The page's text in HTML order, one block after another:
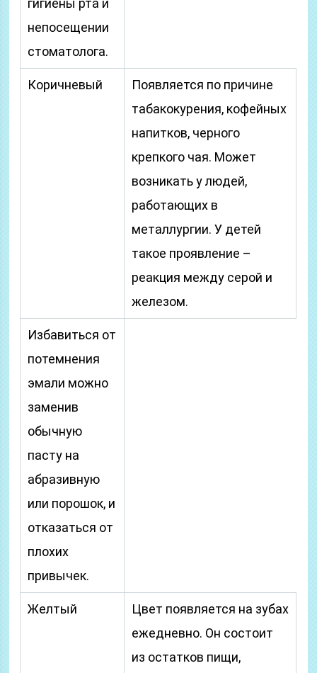
гигиены рта и
непосещении
стоматолога.
Коричневый
Появляется по причине
табакокурения, кофейных
напитков, черного
крепкого чая. Может
возникать у людей,
работающих в
металлургии. У детей
такое проявление –
реакция между серой и
железом.
Избавиться от
потемнения
эмали можно
заменив
обычную
пасту на
абразивную
или порошок, и
отказаться от
плохих
привычек.
Желтый
Цвет появляется на зубах
ежедневно. Он состоит
из остатков пищи,